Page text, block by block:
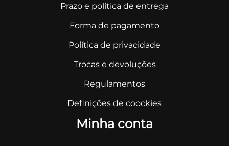
Prazo e política de entrega
Forma de pagamento
Política de privacidade
Trocas e devoluções
Regulamentos
Definições de coockies
Minha conta